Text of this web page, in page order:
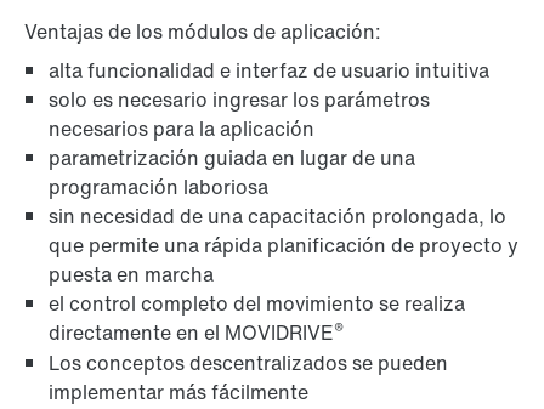
Ventajas de los módulos de aplicación:
alta funcionalidad e interfaz de usuario intuitiva
solo es necesario ingresar los parámetros
necesarios para la aplicación
parametrización guiada en lugar de una
programación laboriosa
sin necesidad de una capacitación prolongada, lo
que permite una rápida planificación de proyecto y
puesta en marcha
el control completo del movimiento se realiza
directamente en el MOVIDRIVE®
Los conceptos descentralizados se pueden
implementar más fácilmente